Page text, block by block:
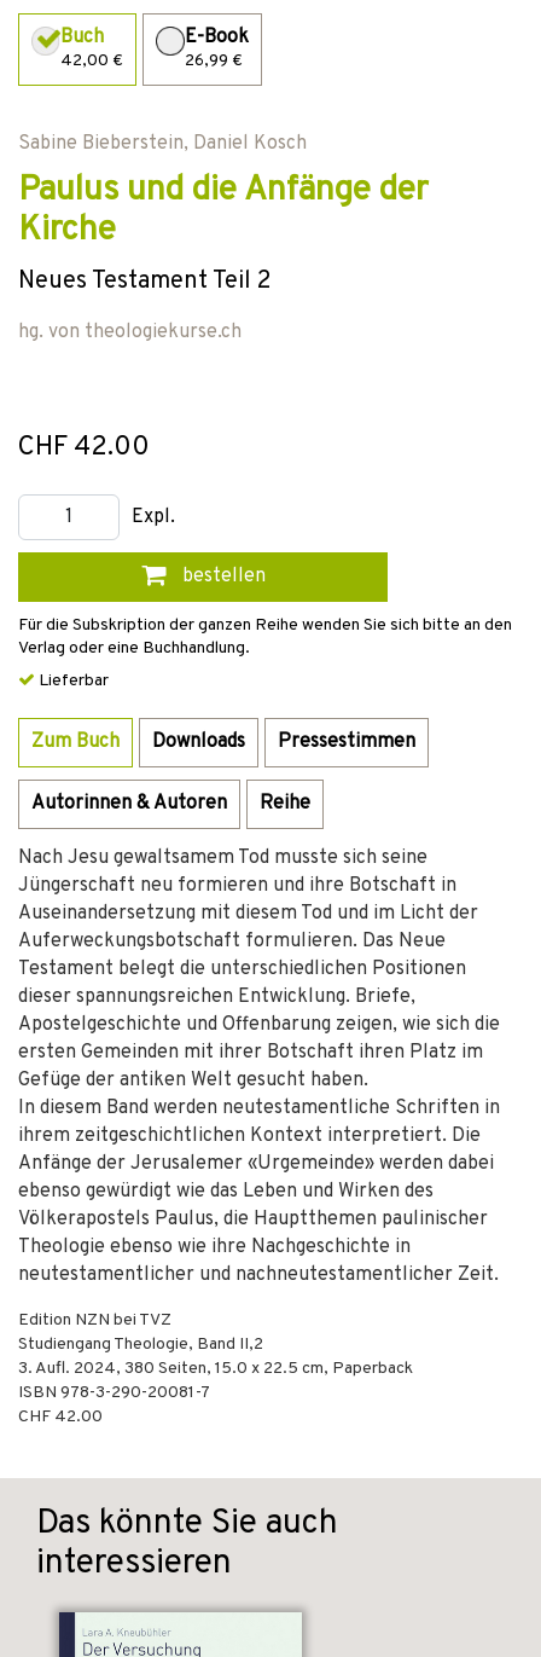
Buch
42,00 €
E-Book
26,99 €
Sabine Bieberstein, Daniel Kosch
Paulus und die Anfänge der
Kirche
Neues Testament Teil 2
hg. von theologiekurse.ch
CHF 42.00
Expl.
bestellen
Für die Subskription der ganzen Reihe wenden Sie sich bitte an den
Verlag oder eine Buchhandlung.
Lieferbar
Zum Buch Downloads Pressestimmen
Autorinnen & Autoren Reihe
Nach Jesu gewaltsamem Tod musste sich seine
Jüngerschaft neu formieren und ihre Botschaft in
Auseinandersetzung mit diesem Tod und im Licht der
Auferweckungsbotschaft formulieren. Das Neue
Testament belegt die unterschiedlichen Positionen
dieser spannungsreichen Entwicklung. Briefe,
Apostelgeschichte und Offenbarung zeigen, wie sich die
ersten Gemeinden mit ihrer Botschaft ihren Platz im
Gefüge der antiken Welt gesucht haben.
In diesem Band werden neutestamentliche Schriften in
ihrem zeitgeschichtlichen Kontext interpretiert. Die
Anfänge der Jerusalemer «Urgemeinde» werden dabei
ebenso gewürdigt wie das Leben und Wirken des
Völkerapostels Paulus, die Hauptthemen paulinischer
Theologie ebenso wie ihre Nachgeschichte in
neutestamentlicher und nachneutestamentlicher Zeit.
Edition NZN bei TVZ
Studiengang Theologie, Band II,2
3. Aufl. 2024, 380 Seiten, 15.0 x 22.5 cm, Paperback
ISBN 978-3-290-20081-7
CHF 42.00
Das könnte Sie auch
interessieren